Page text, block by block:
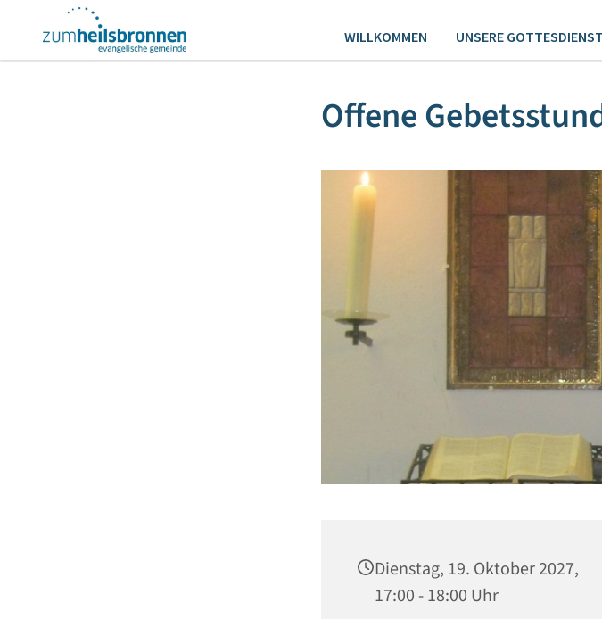
WILLKOMMEN UNSERE
Offene
Dienstag, 19. Oktober 2027,
17:00 - 18:00 Uhr